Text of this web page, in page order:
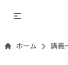
ホーム 講義